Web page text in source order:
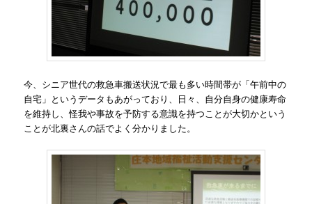
今、シニア世代の救急車搬送状況で最も多い時間帯が「午前中の
自宅」というデータもあがっており、日々、自分自身の健康寿命
を維持し、怪我や事故を予防する意識を持つことが大切かという
ことが北裏さんの話でよく分かりました。